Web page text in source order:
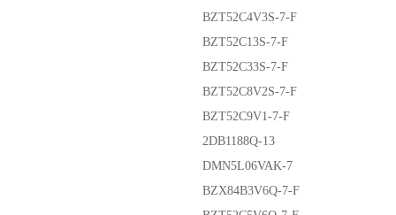
BZT52C4V3S-7-F
BZT52C13S-7-F
BZT52C33S-7-F
BZT52C8V2S-7-F
BZT52C9V1-7-F
2DB1188Q-13
DMN5L06VAK-7
BZX84B3V6Q-7-F